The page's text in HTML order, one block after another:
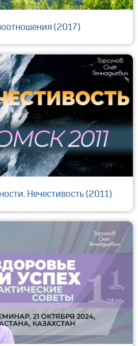
(2017)
Нечестивость (2011)